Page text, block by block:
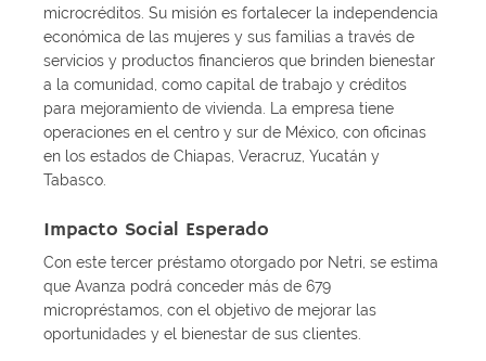
microcréditos. Su misión es fortalecer la independencia
económica de las mujeres y sus familias a través de
servicios y productos financieros que brinden bienestar
a la comunidad, como capital de trabajo y créditos
para mejoramiento de vivienda. La empresa tiene
operaciones en el centro y sur de México, con oficinas
en los estados de Chiapas, Veracruz, Yucatán y
Tabasco.
Impacto Social Esperado
Con este tercer préstamo otorgado por Netri, se estima
que Avanza podrá conceder más de 679
micropréstamos, con el objetivo de mejorar las
oportunidades y el bienestar de sus clientes.